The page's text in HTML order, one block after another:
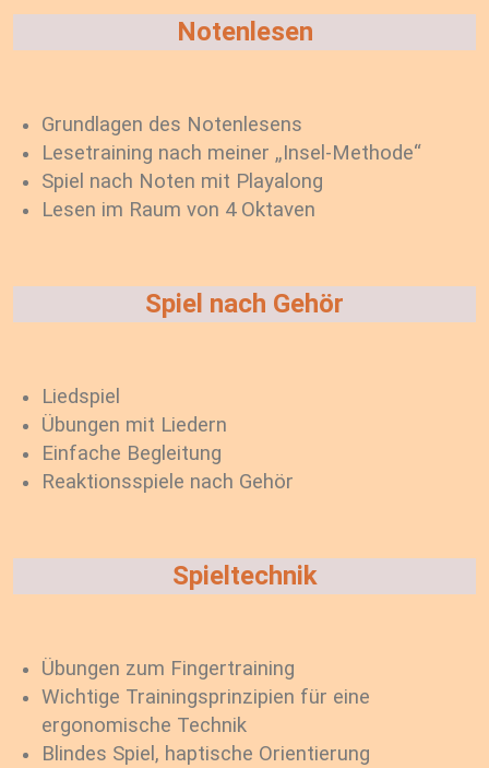
Notenlesen
Grundlagen des Notenlesens
Lesetraining nach meiner „Insel-Methode“
Spiel nach Noten mit Playalong
Lesen im Raum von 4 Oktaven
Spiel nach Gehör
Liedspiel
Übungen mit Liedern
Einfache Begleitung
Reaktionsspiele nach Gehör
Spieltechnik
Übungen zum Fingertraining
Wichtige Trainingsprinzipien für eine
ergonomische Technik
Blindes Spiel, haptische Orientierung